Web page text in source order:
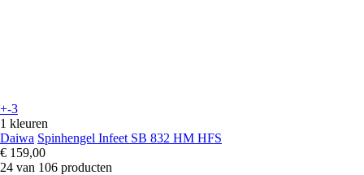
+-3
1 kleuren
Daiwa Spinhengel Infeet SB 832 HM HFS
€ 159,00
24 van 106 producten